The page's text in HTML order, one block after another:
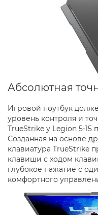
Абсолютная
Игровой ноутбук
уровень контроля и
TrueStrike у Legion 5-
Созданная на основе
клавиатура TrueStrike
клавиши с ходом
глубокое нажатие с
комфортного